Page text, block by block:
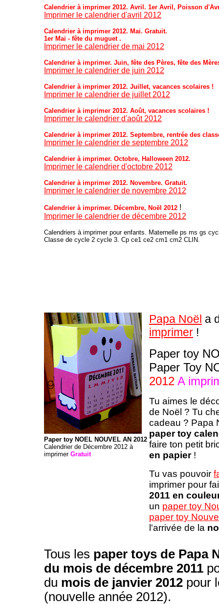
Calendrier à imprimer 2012. Avril. 1er Avril, Poisson
Imprimer le calendrier d'avril 2012
Calendrier à imprimer 2012. Mai. Gratuit.
1er Mai - fête du muguet .
Imprimer le calendrier de mai 2012
Calendrier à imprimer. Juin, fête des Pères, fête des
Imprimer le calendrier de juin 2012
Calendrier à imprimer 2012. Juillet, vacances scolaires !
Imprimer le calendrier de juillet 2012
Calendrier à imprimer 2012. Août, vacances scolaires !
Imprimer le calendrier d'août 2012
Calendrier à imprimer 2012. Septembre, rentrée des
Imprimer le calendrier de septembre 2012
Calendrier à imprimer. Octobre, Halloween 2012.
Imprimer le calendrier d'octobre 2012
Calendrier à imprimer 2012. Novembre. Gratuit.
Imprimer le calendrier de novembre 2012
Calendrier à imprimer. Décembre, Noël 2012 !
Imprimer le calendrier de décembre 2012
Calendriers à imprimer pour enfants. Maternelle ps ms gs
Classe de cycle 2 cycle 3. Cp ce1 ce2 cm1 cm2 CLIN.
Paper toy NOEL NOUVEL AN 2012
Calendrier de Décembre 2012 à
imprimer Gratuit
Papa Noël a
imprimer !
Paper toy
Paper Toy
2012 A
Tu aimes le
de Noël ? Tu
cadeau ? Papa
paper toy
faire ton petit
en papier!
Tu vas pouvoir
imprimer pour
2011 en
un paper toy
paper toy
l'arrivée de la
Tous les paper toys de Papa
du mois de décembre 2011
du mois de janvier 2012 pour
(nouvelle année 2012).